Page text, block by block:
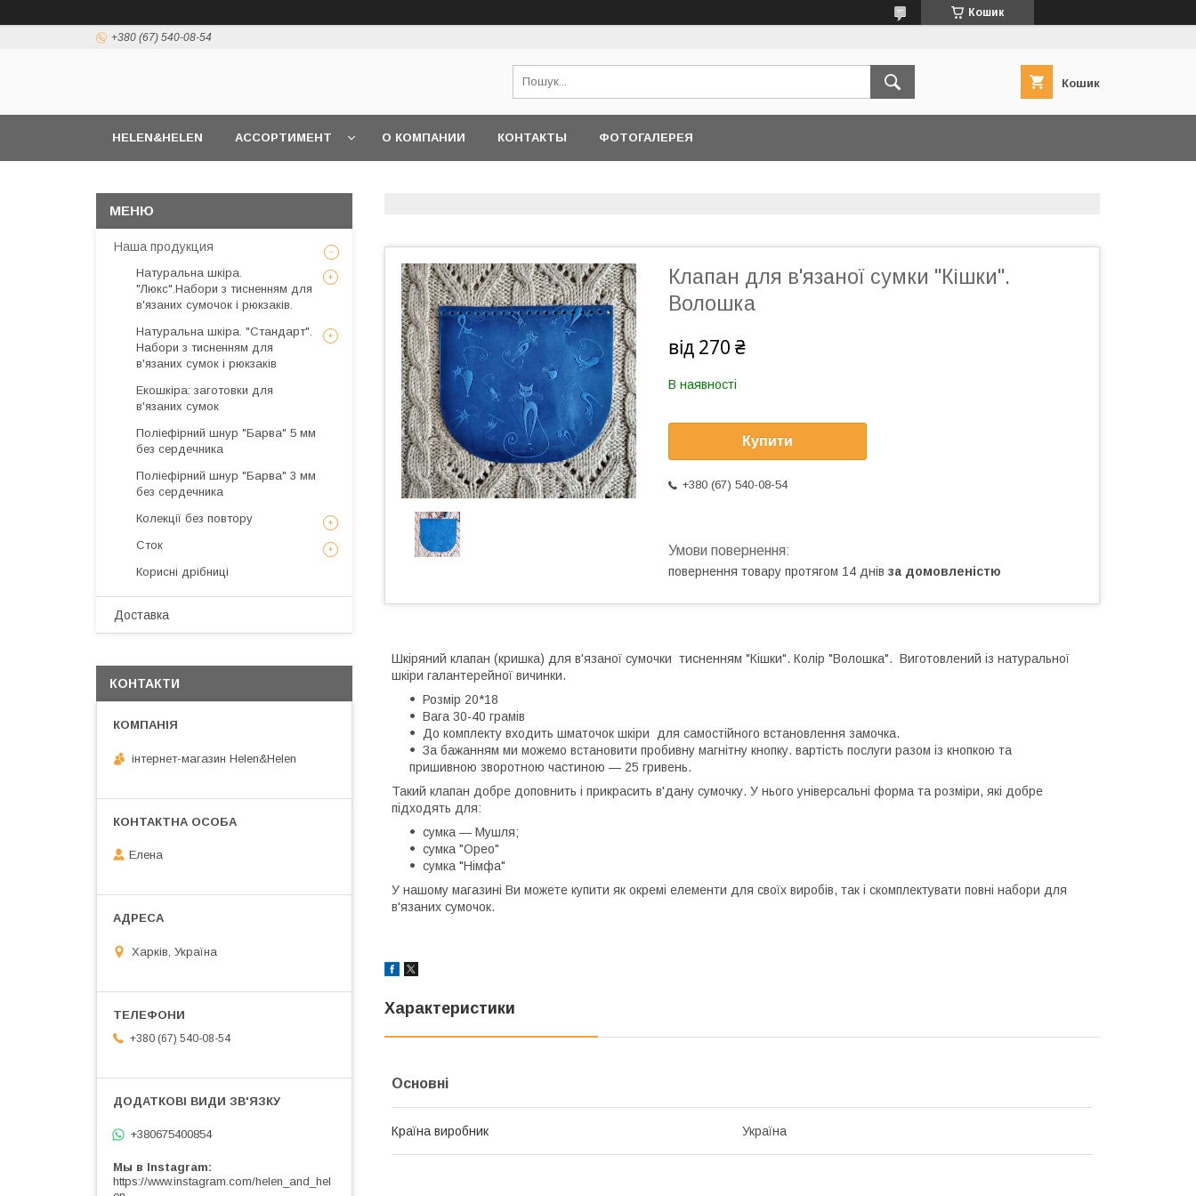
Кошик
+380 (67) 540-08-54
Кошик
HELEN&HELEN АССОРТИМЕНТ О КОМПАНИИ КОНТАКТЫ ФОТОГАЛЕРЕЯ
Клапан для в'язаної сумки "Кішки".
Волошка
від 270 ₴
В наявності
Купити
+380 (67) 540-08-54
повернення товару протягом 14 днів за домовленістю
Шкіряний клапан (кришка) для в'язаної сумочки тисненням "Кішки". Колір "Волошка". Виготовлений із натуральної
шкіри галантерейної вичинки.
Розмір 20*18
Вага 30-40 грамів
До комплекту входить шматочок шкіри для самостійного встановлення замочка.
За бажанням ми можемо встановити пробивну магнітну кнопку. вартість послуги разом із кнопкою та
пришивною зворотною частиною — 25 гривень.
Такий клапан добре доповнить і прикрасить в'дану сумочку. У нього універсальні форма та розміри, які добре
підходять для:
сумка — Мушля;
сумка "Орео"
сумка "Німфа"
У нашому магазині Ви можете купити як окремі елементи для своїх виробів, так і скомплектувати повні набори для
в'язаних сумочок.
Характеристики
Основні
Країна виробник Україна
Наша продукция
Натуральна шкіра.
"Люкс".Набори з тисненням для
в'язаних сумочок і рюкзаків.
Натуральна шкіра. "Стандарт".
Набори з тисненням для
в'язаних сумок і рюкзаків
Екошкіра: заготовки для
в'язаних сумок
Поліефірний шнур "Барва" 5 мм
без сердечника
Поліефірний шнур "Барва" 3 мм
без сердечника
Колекції без повтору
Сток
Корисні дрібниці
Доставка
КОНТАКТИ
інтернет-магазин Helen&Helen
Елена
Харків, Україна
+380 (67) 540-08-54
+380675400854
Мы в Instagram
https://www.instagram.com/helen_and_hel